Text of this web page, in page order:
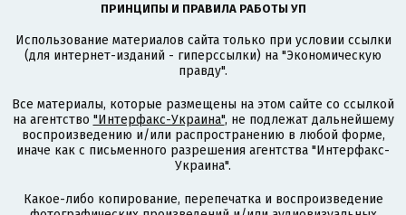
ПРИНЦИПЫ И ПРАВИЛА РАБОТЫ УП
Использование материалов сайта только при условии ссылки
(для интернет-изданий - гиперссылки) на "Экономическую
правду".
Все материалы, которые размещены на этом сайте со ссылкой
на агентство "Интерфакс-Украина", не подлежат дальнейшему
воспроизведению и/или распространению в любой форме,
иначе как с письменного разрешения агентства "Интерфакс-
Украина".
Какое-либо копирование, перепечатка и воспроизведение